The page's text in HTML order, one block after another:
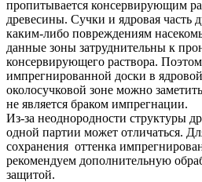
пропитывается консервирующим
древесины. Сучки и ядровая часть
каким-либо повреждениям
данные зоны затруднительны к
консервирующего раствора.
импрегнированной доски в
околосучковой зоне можно
не является браком импрегнации.
Из-за неоднородности структуры
одной партии может отличаться.
сохранения оттенка
рекомендуем дополнительную
защитой.